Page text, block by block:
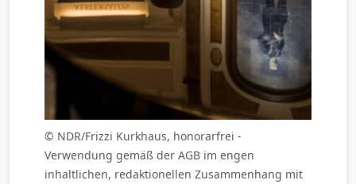
© NDR/Frizzi Kurkhaus, honorarfrei -
Verwendung gemäß der AGB im engen
inhaltlichen, redaktionellen Zusammenhang mit